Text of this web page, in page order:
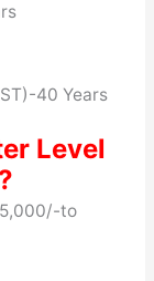
40 Years
Level
to